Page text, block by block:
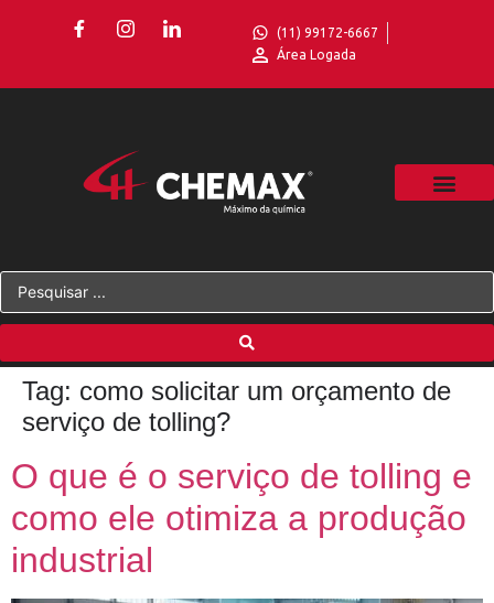
(11) 99172-6667
Área Logada
Tag: como solicitar um orçamento de
serviço de tolling?
O que é o serviço de tolling e
como ele otimiza a produção
industrial